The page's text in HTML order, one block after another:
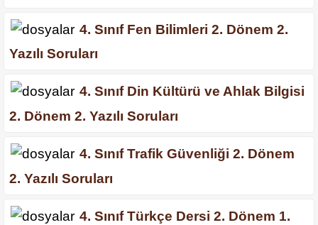
4. Sınıf Fen Bilimleri 2. Dönem 2.
Yazılı Soruları
4. Sınıf Din Kültürü ve Ahlak Bilgisi
2. Dönem 2. Yazılı Soruları
4. Sınıf Trafik Güvenliği 2. Dönem
2. Yazılı Soruları
4. Sınıf Türkçe Dersi 2. Dönem 1.